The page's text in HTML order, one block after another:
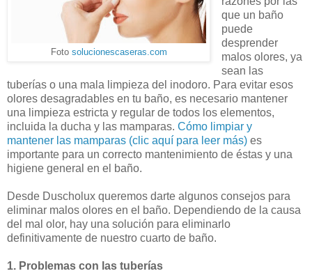
Foto solucionescaseras.com
que un baño
puede
desprender
malos olores, ya
sean las
tuberías o una mala limpieza del inodoro. Para evitar esos
olores desagradables en tu baño, es necesario mantener
una limpieza estricta y regular de todos los elementos,
incluida la ducha y las mamparas. Cómo limpiar y
mantener las mamparas (clic aquí para leer más) es
importante para un correcto mantenimiento de éstas y una
higiene general en el baño.
Desde Duscholux queremos darte algunos consejos para
eliminar malos olores en el baño. Dependiendo de la causa
del mal olor, hay una solución para eliminarlo
definitivamente de nuestro cuarto de baño.
1. Problemas con las tuberías